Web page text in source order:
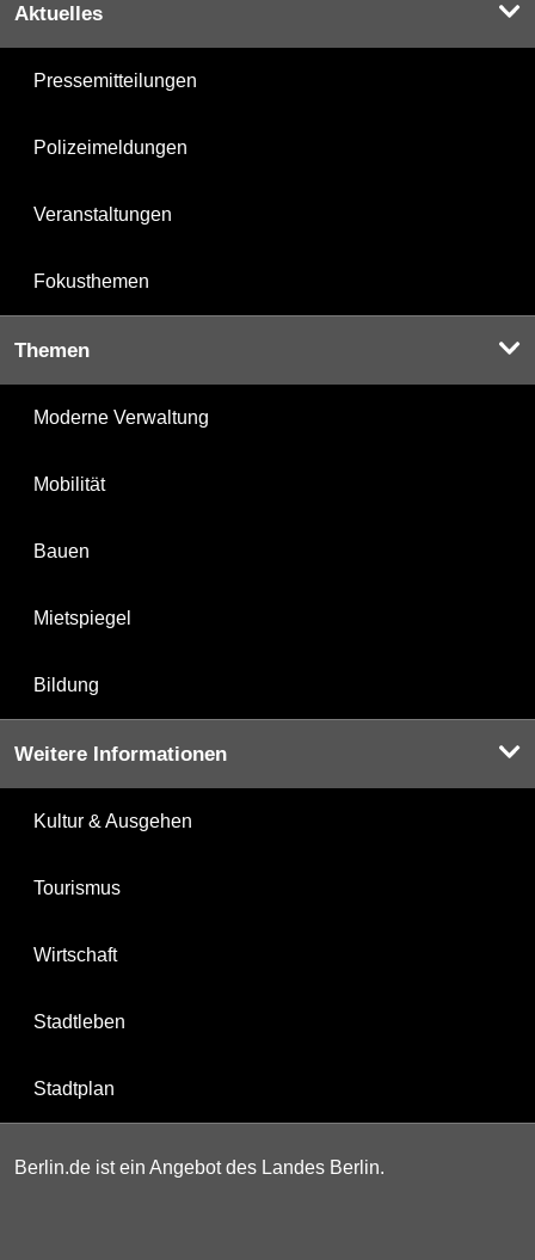
Aktuelles
Pressemitteilungen
Polizeimeldungen
Veranstaltungen
Fokusthemen
Themen
Moderne Verwaltung
Mobilität
Bauen
Mietspiegel
Bildung
Weitere Informationen
Kultur & Ausgehen
Tourismus
Wirtschaft
Stadtleben
Stadtplan
Berlin.de ist ein Angebot des Landes Berlin.